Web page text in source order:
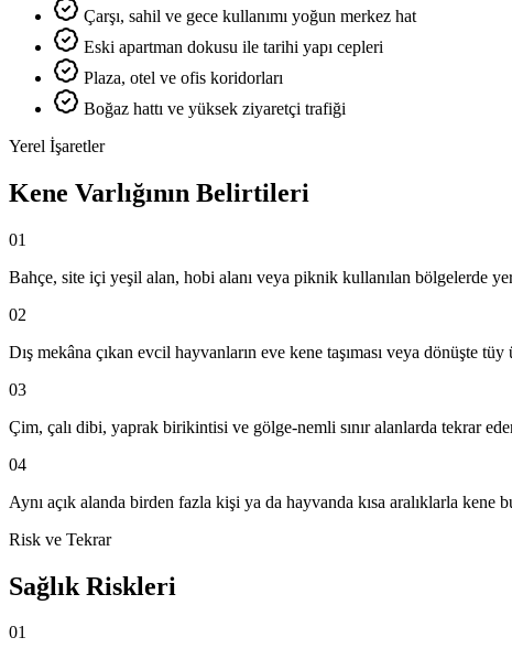
Çarşı, sahil ve gece kullanımı yoğun merkez hat
Eski apartman dokusu ile tarihi yapı cepleri
Plaza, otel ve ofis koridorları
Boğaz hattı ve yüksek ziyaretçi trafiği
Yerel İşaretler
Kene Varlığının Belirtileri
01
Bahçe, site içi yeşil alan, hobi alanı veya piknik kullanılan bölgelerde
02
Dış mekâna çıkan evcil hayvanların eve kene taşıması veya dönüşte
03
Çim, çalı dibi, yaprak birikintisi ve gölge-nemli sınır alanlarda tekrar
04
Aynı açık alanda birden fazla kişi ya da hayvanda kısa aralıklarla kene
Risk ve Tekrar
Sağlık Riskleri
01